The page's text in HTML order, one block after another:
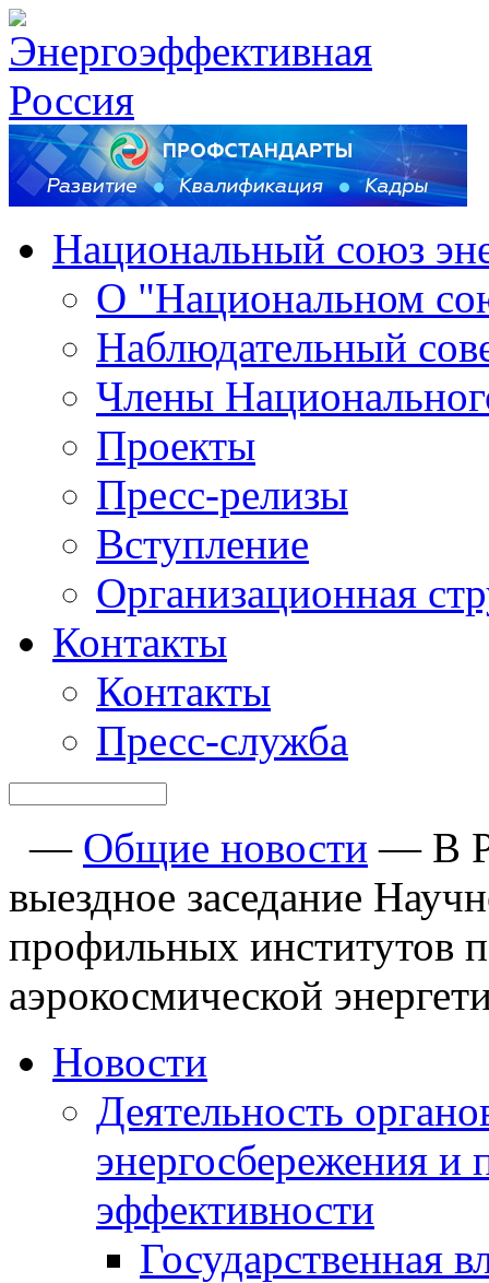
Национальный союз
О "Национальном
Наблюдательный
Члены
Проекты
Пресс-релизы
Вступление
Организационная
Контакты
Контакты
Пресс-служба
— Общие новости — В
выездное заседание
профильных институтов
аэрокосмической
Новости
Деятельность
энергосбережения и
эффективности
Государственная